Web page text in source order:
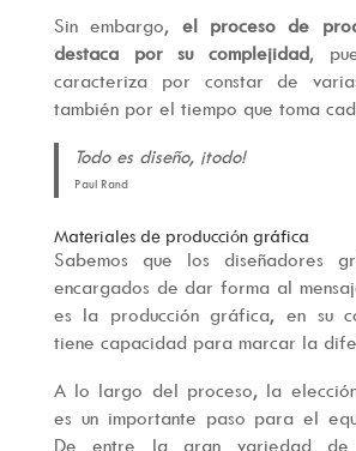
Sin embargo, el proceso de
destaca por su complejidad,
caracteriza por constar de
también por el tiempo que toma
Todo es diseño, ¡todo!
Paul Rand
Materiales de producción gráfica
Sabemos que los diseñadores
encargados de dar forma al
es la producción gráfica, en su
tiene capacidad para marcar la
A lo largo del proceso, la
es un importante paso para el
De entre la gran variedad de